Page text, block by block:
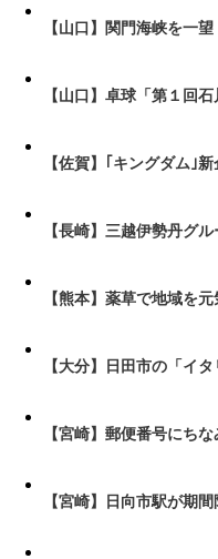
【山口】関門海峡を一
【山口】卓球「第１回
【佐賀】｢キングダム｣
【長崎】三越伊勢丹グ
【熊本】薬草で地域を
【大分】日田市の「イ
【宮崎】郵便番号にち
【宮崎】日向市駅が期